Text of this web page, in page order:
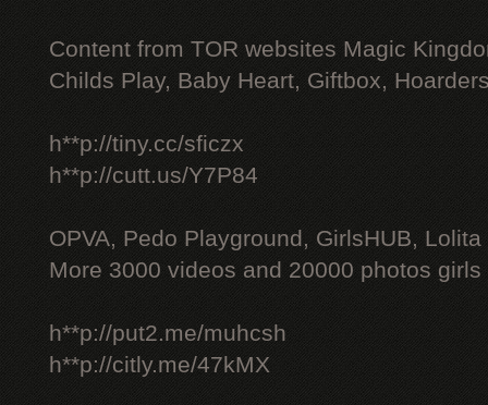
Content from TOR websites Magic
Childs Play, Baby Heart, Giftbox,
h**p://tiny.cc/sficzx
h**p://cutt.us/Y7P84
OPVA, Pedo Playground, GirlsHUB, Lolita
More 3000 videos and 20000 photos
h**p://put2.me/muhcsh
h**p://citly.me/47kMX